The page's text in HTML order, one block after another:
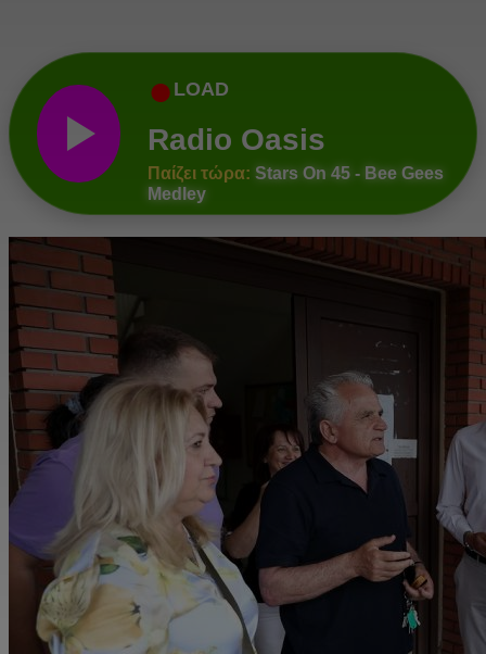
● LOAD
Radio Oasis
Παίζει τώρα: Stars On 45 - Bee Gees
Medley